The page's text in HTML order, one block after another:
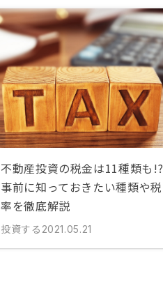
不動産投資の税金は11種類も!?
事前に知っておきたい種類や税
率を徹底解説
投資する 2021.05.21